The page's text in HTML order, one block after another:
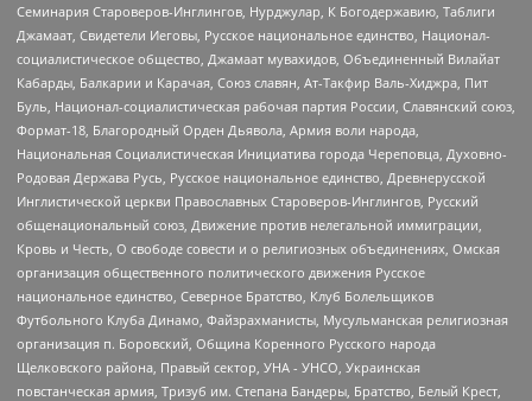
Семинария Староверов-Инглингов, Нурджулар, К Богодержавию, Таблиги
Джамаат, Свидетели Иеговы, Русское национальное единство, Национал-
социалистическое общество, Джамаат мувахидов, Объединенный Вилайат
Кабарды, Балкарии и Карачая, Союз славян, Ат-Такфир Валь-Хиджра, Пит
Буль, Национал-социалистическая рабочая партия России, Славянский союз,
Формат-18, Благородный Орден Дьявола, Армия воли народа,
Национальная Социалистическая Инициатива города Череповца, Духовно-
Родовая Держава Русь, Русское национальное единство, Древнерусской
Инглистической церкви Православных Староверов-Инглингов, Русский
общенациональный союз, Движение против нелегальной иммиграции,
Кровь и Честь, О свободе совести и о религиозных объединениях, Омская
организация общественного политического движения Русское
национальное единство, Северное Братство, Клуб Болельщиков
Футбольного Клуба Динамо, Файзрахманисты, Мусульманская религиозная
организация п. Боровский, Община Коренного Русского народа
Щелковского района, Правый сектор, УНА - УНСО, Украинская
повстанческая армия, Тризуб им. Степана Бандеры, Братство, Белый Крест,